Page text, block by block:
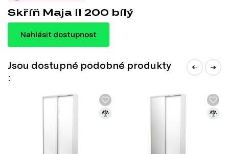
Skříň Maja II 200 bílý
Nahlásit dostupnost
Jsou dostupné podobné produkty
: